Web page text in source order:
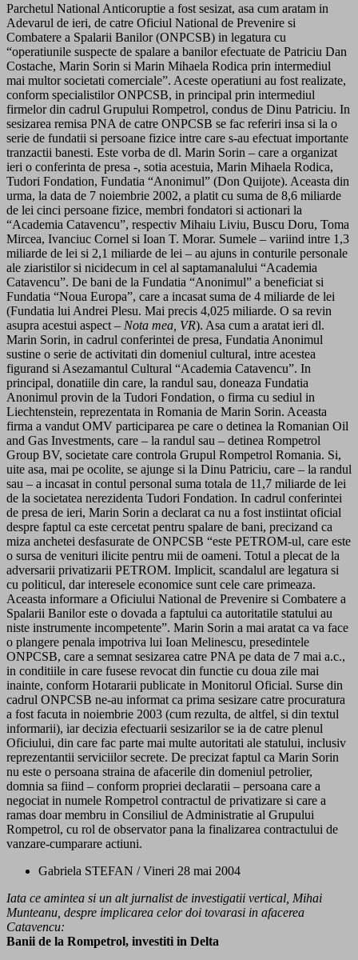
Parchetul National Anticoruptie a fost sesizat, asa cum aratam in
Adevarul de ieri, de catre Oficiul National de Prevenire si
Combatere a Spalarii Banilor (ONPCSB) in legatura cu
“operatiunile suspecte de spalare a banilor efectuate de Patriciu Dan
Costache, Marin Sorin si Marin Mihaela Rodica prin intermediul
mai multor societati comerciale”. Aceste operatiuni au fost realizate,
conform specialistilor ONPCSB, in principal prin intermediul
firmelor din cadrul Grupului Rompetrol, condus de Dinu Patriciu. In
sesizarea remisa PNA de catre ONPCSB se fac referiri insa si la o
serie de fundatii si persoane fizice intre care s-au efectuat importante
tranzactii banesti. Este vorba de dl. Marin Sorin – care a organizat
ieri o conferinta de presa -, sotia acestuia, Marin Mihaela Rodica,
Tudori Fondation, Fundatia “Anonimul” (Don Quijote). Aceasta din
urma, la data de 7 noiembrie 2002, a platit cu suma de 8,6 miliarde
de lei cinci persoane fizice, membri fondatori si actionari la
“Academia Catavencu”, respectiv Mihaiu Liviu, Buscu Doru, Toma
Mircea, Ivanciuc Cornel si Ioan T. Morar. Sumele – variind intre 1,3
miliarde de lei si 2,1 miliarde de lei – au ajuns in conturile personale
ale ziaristilor si nicidecum in cel al saptamanalului “Academia
Catavencu”. De bani de la Fundatia “Anonimul” a beneficiat si
Fundatia “Noua Europa”, care a incasat suma de 4 miliarde de lei
(Fundatia lui Andrei Plesu. Mai precis 4,025 miliarde. O sa revin
asupra acestui aspect – Nota mea, VR). Asa cum a aratat ieri dl.
Marin Sorin, in cadrul conferintei de presa, Fundatia Anonimul
sustine o serie de activitati din domeniul cultural, intre acestea
figurand si Asezamantul Cultural “Academia Catavencu”. In
principal, donatiile din care, la randul sau, doneaza Fundatia
Anonimul provin de la Tudori Fondation, o firma cu sediul in
Liechtenstein, reprezentata in Romania de Marin Sorin. Aceasta
firma a vandut OMV participarea pe care o detinea la Romanian Oil
and Gas Investments, care – la randul sau – detinea Rompetrol
Group BV, societate care controla Grupul Rompetrol Romania. Si,
uite asa, mai pe ocolite, se ajunge si la Dinu Patriciu, care – la randul
sau – a incasat in contul personal suma totala de 11,7 miliarde de lei
de la societatea nerezidenta Tudori Fondation. In cadrul conferintei
de presa de ieri, Marin Sorin a declarat ca nu a fost instiintat oficial
despre faptul ca este cercetat pentru spalare de bani, precizand ca
miza anchetei desfasurate de ONPCSB “este PETROM-ul, care este
o sursa de venituri ilicite pentru mii de oameni. Totul a plecat de la
adversarii privatizarii PETROM. Implicit, scandalul are legatura si
cu politicul, dar interesele economice sunt cele care primeaza.
Aceasta informare a Oficiului National de Prevenire si Combatere a
Spalarii Banilor este o dovada a faptului ca autoritatile statului au
niste instrumente incompetente”. Marin Sorin a mai aratat ca va face
o plangere penala impotriva lui Ioan Melinescu, presedintele
ONPCSB, care a semnat sesizarea catre PNA pe data de 7 mai a.c.,
in conditiile in care fusese revocat din functie cu doua zile mai
inainte, conform Hotararii publicate in Monitorul Oficial. Surse din
cadrul ONPCSB ne-au informat ca prima sesizare catre procuratura
a fost facuta in noiembrie 2003 (cum rezulta, de altfel, si din textul
informarii), iar decizia efectuarii sesizarilor se ia de catre plenul
Oficiului, din care fac parte mai multe autoritati ale statului, inclusiv
reprezentantii serviciilor secrete. De precizat faptul ca Marin Sorin
nu este o persoana straina de afacerile din domeniul petrolier,
domnia sa fiind – conform propriei declaratii – persoana care a
negociat in numele Rompetrol contractul de privatizare si care a
ramas doar membru in Consiliul de Administratie al Grupului
Rompetrol, cu rol de observator pana la finalizarea contractului de
vanzare-cumparare actiuni.
Gabriela STEFAN / Vineri 28 mai 2004
Iata ce amintea si un alt jurnalist de investigatii vertical, Mihai
Munteanu, despre implicarea celor doi tovarasi in afacerea
Catavencu:
Banii de la Rompetrol, investiti in Delta